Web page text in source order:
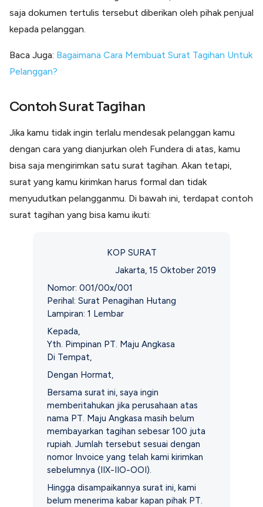
saja dokumen tertulis tersebut diberikan oleh pihak penjual
kepada pelanggan.
Baca Juga: Bagaimana Cara Membuat Surat Tagihan Untuk
Pelanggan?
Contoh Surat Tagihan
Jika kamu tidak ingin terlalu mendesak pelanggan kamu
dengan cara yang dianjurkan oleh Fundera di atas, kamu
bisa saja mengirimkan satu surat tagihan. Akan tetapi,
surat yang kamu kirimkan harus formal dan tidak
menyudutkan pelangganmu. Di bawah ini, terdapat contoh
surat tagihan yang bisa kamu ikuti:
KOP SURAT
Jakarta, 15 Oktober 2019
Nomor: 001/00x/001
Perihal: Surat Penagihan Hutang
Lampiran: 1 Lembar
Kepada,
Yth. Pimpinan PT. Maju Angkasa
Di Tempat,
Dengan Hormat,
Bersama surat ini, saya ingin
memberitahukan jika perusahaan atas
nama PT. Maju Angkasa masih belum
membayarkan tagihan sebesar 100 juta
rupiah. Jumlah tersebut sesuai dengan
nomor Invoice yang telah kami kirimkan
sebelumnya (IIX-IIO-OOI).
Hingga disampaikannya surat ini, kami
belum menerima kabar kapan pihak PT.